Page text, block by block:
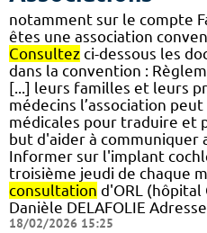
notamment sur le compte
êtes une association
Consultez ci-dessous les
dans la convention :
[...] leurs familles et leurs
médecins l’association
médicales pour traduire et
but d'aider à communiquer
Informer sur l'implant
troisième jeudi de chaque
consultation d'ORL (hôpital
Danièle DELAFOLIE
18/02/2026 15:25